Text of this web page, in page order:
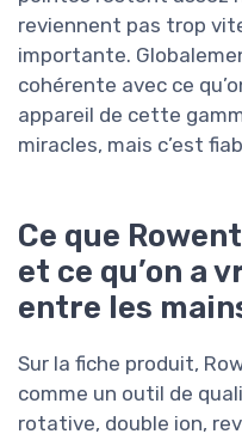
reviennent pas trop
importante.
cohérente avec ce
appareil de cette
miracles, mais c’est
Ce que
et ce qu’on a
entre les
Sur la fiche produit,
comme un outil de
rotative, double ion,